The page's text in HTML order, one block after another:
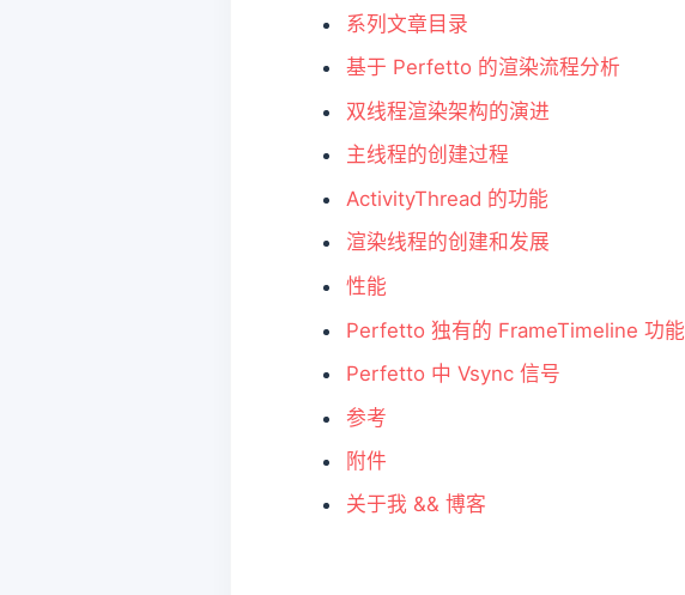
系列文章目录
基于 Perfetto 的渲染流程分析
双线程渲染架构的演进
主线程的创建过程
ActivityThread 的功能
渲染线程的创建和发展
性能
Perfetto 独有的 FrameTimeline 功能
Perfetto 中 Vsync 信号
参考
附件
关于我 && 博客